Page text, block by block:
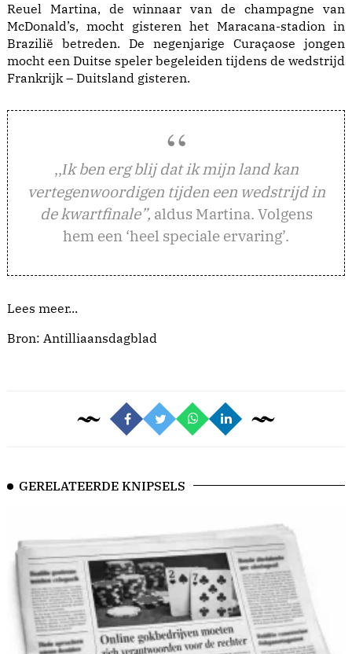
Reuel Martina, de winnaar van de champagne van
McDonald’s, mocht gisteren het Maracana-stadion in
Brazilië betreden. De negenjarige Curaçaose jongen
mocht een Duitse speler begeleiden tijdens de wedstrijd
Frankrijk – Duitsland gisteren.
,,Ik ben erg blij dat ik mijn land kan
vertegenwoordigen tijden een wedstrijd in
de kwartfinale”, aldus Martina. Volgens
hem een ‘heel speciale ervaring’.
Lees meer...
Bron: Antilliaansdagblad
GERELATEERDE KNIPSELS